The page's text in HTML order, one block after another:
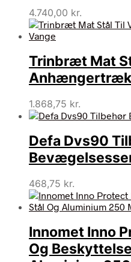
4.740,00 kr.
Trinbræt Mat
Anhængertræk
1.868,75 kr.
Defa Dvs90
468,75 kr.
Innomet Inno
Og